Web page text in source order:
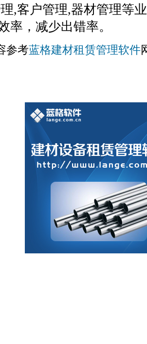
,客户管理,器材管理等
率，减少出错率。
参考蓝格建材租赁管理软件